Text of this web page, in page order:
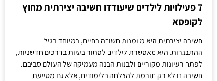
7 פעילויות לילדים שיעודדו חשיבה יצירתית מחוץ
לקופסא
חשיבה יצירתית היא מיומנות חשובה בחיים, במיוחד בגיל
ההתבגרות. היא מאפשרת לילדים לפתור בעיות בדרכים חדשניות,
לפתח רעיונות מקוריים ולבנות הבנה מעמיקה של העולם סביבם.
חשיבה זו לא רק תורמת להצלחה בלימודים, אלא גם מסייעת